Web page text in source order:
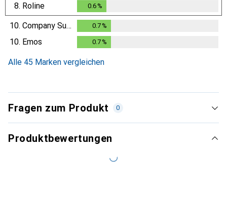
8. Roline 0.6%
10. Company Supplies 0.7 %
10. Emos 0.7 %
Alle 45 Marken vergleichen
Fragen zum Produkt 0
Produktbewertungen